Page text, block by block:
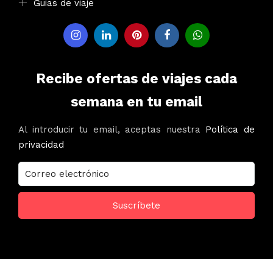
Guias de viaje
Recibe ofertas de viajes cada
semana en tu email
Al introducir tu email, aceptas nuestra Política de
privacidad